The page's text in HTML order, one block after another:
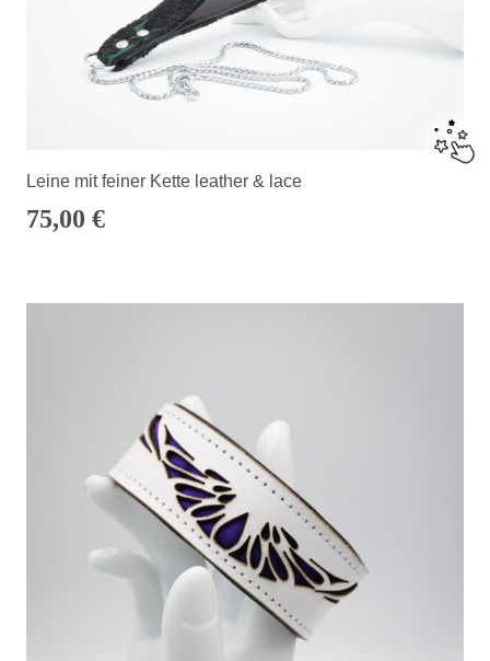
Leine mit feiner Kette leather & lace
75,00 €